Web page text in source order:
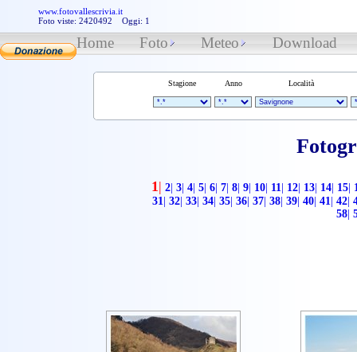
www.fotovallescrivia.it
Foto viste: 2420492 Oggi: 1
Home Foto Meteo Download
Stagione Anno Località
1| 2| 3| 4| 5| 6| 7| 8| 9| 10| 11| 12| 13| 14| 15|
31| 32| 33| 34| 35| 36| 37| 38| 39| 40| 41| 42|
58